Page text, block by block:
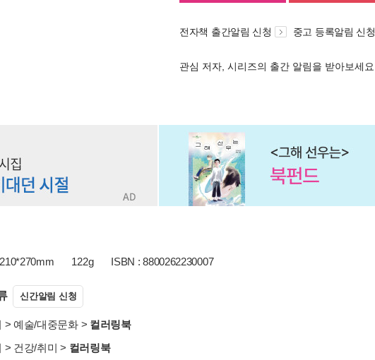
전자책 출간알림 신청 중고 등록알림 신청
관심 저자, 시리즈의 출간 알림을 받아보세요
210*270mm 122g ISBN : 8800262230007
신간알림 신청
> 예술/대중문화> 컬러링북
> 건강/취미 > 컬러링북